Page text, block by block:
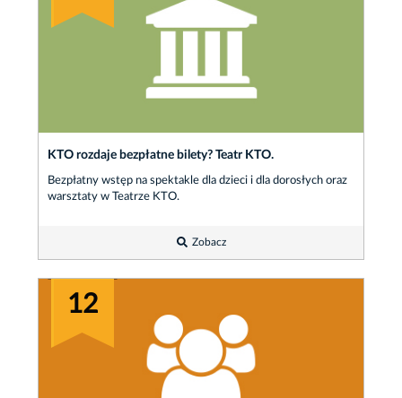
KTO rozdaje bezpłatne bilety? Teatr KTO.
Bezpłatny wstęp na spektakle dla dzieci i dla dorosłych oraz
warsztaty w Teatrze KTO.
Zobacz
12